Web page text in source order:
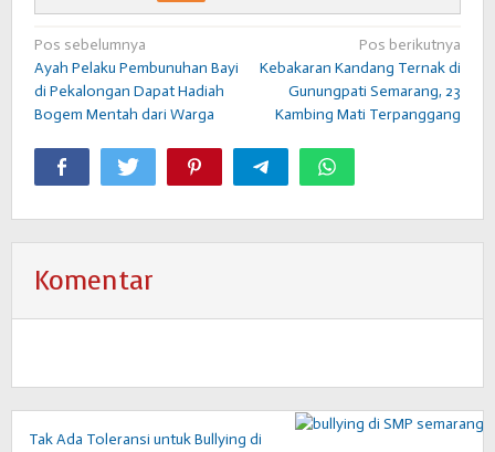
Navigasi
pos
Pos sebelumnya
Ayah Pelaku Pembunuhan Bayi
di Pekalongan Dapat Hadiah
Bogem Mentah dari Warga
Pos berikutnya
Kebakaran Kandang Ternak di
Gunungpati Semarang, 23
Kambing Mati Terpanggang
Komentar
Tak Ada Toleransi untuk Bullying di